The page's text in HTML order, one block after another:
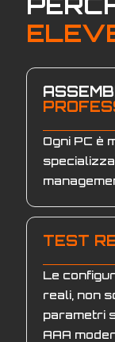
Ogni PC è
TEST
Le
reali, non
parametri
AAA